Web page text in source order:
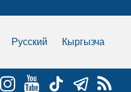
Русский Кыргызча